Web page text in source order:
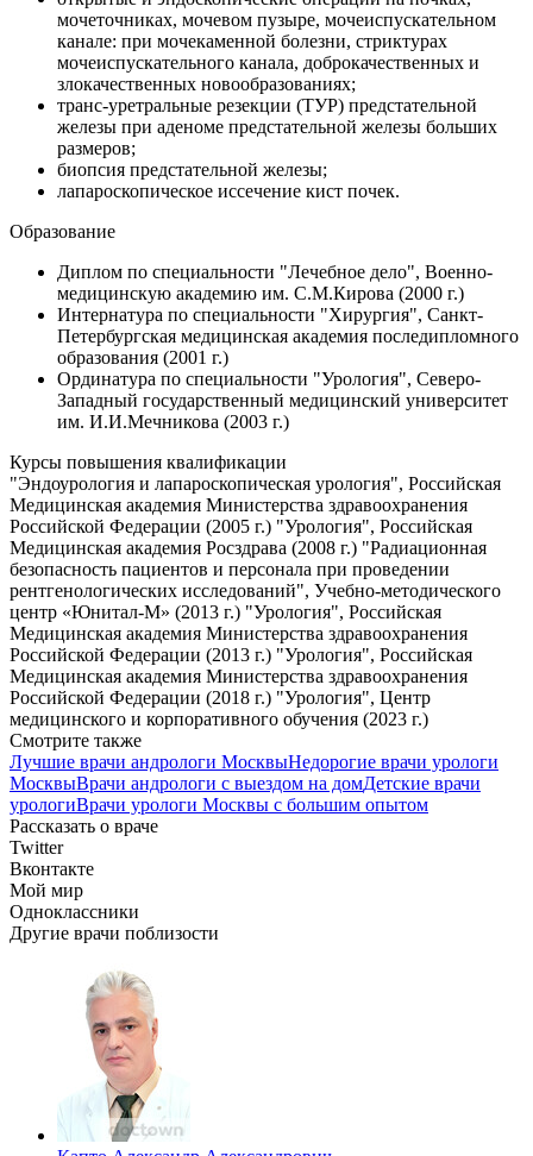
мочеточниках, мочевом пузыре, мочеиспускательном
канале: при мочекаменной болезни, стриктурах
мочеиспускательного канала, доброкачественных и
злокачественных новообразованиях;
транс-уретральные резекции (ТУР) предстательной
железы при аденоме предстательной железы больших
размеров;
биопсия предстательной железы;
лапароскопическое иссечение кист почек.
Образование
Диплом по специальности "Лечебное дело", Военно-
медицинскую академию им. С.М.Кирова (2000 г.)
Интернатура по специальности "Хирургия", Санкт-
Петербургская медицинская академия последипломного
образования (2001 г.)
Ординатура по специальности "Урология", Северо-
Западный государственный медицинский университет
им. И.И.Мечникова (2003 г.)
Курсы повышения квалификации
"Эндоурология и лапароскопическая урология", Российская
Медицинская академия Министерства здравоохранения
Российской Федерации (2005 г.) "Урология", Российская
Медицинская академия Росздрава (2008 г.) "Радиационная
безопасность пациентов и персонала при проведении
рентгенологических исследований", Учебно-методического
центр «Юнитал-М» (2013 г.) "Урология", Российская
Медицинская академия Министерства здравоохранения
Российской Федерации (2013 г.) "Урология", Российская
Медицинская академия Министерства здравоохранения
Российской Федерации (2018 г.) "Урология", Центр
медицинского и корпоративного обучения (2023 г.)
Смотрите также
Лучшие врачи андрологи МосквыНедорогие врачи урологи
МосквыВрачи андрологи с выездом на домДетские врачи
урологиВрачи урологи Москвы с большим опытом
Рассказать о враче
Twitter
Вконтакте
Мой мир
Одноклассники
Другие врачи поблизости